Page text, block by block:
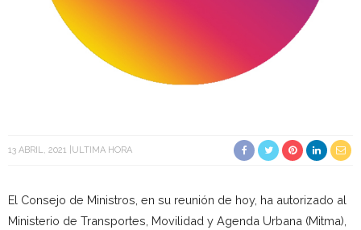
13 ABRIL, 2021 ULTIMA HORA
El Consejo de Ministros, en su reunión de hoy, ha autorizado al
Ministerio de Transportes, Movilidad y Agenda Urbana (Mitma),